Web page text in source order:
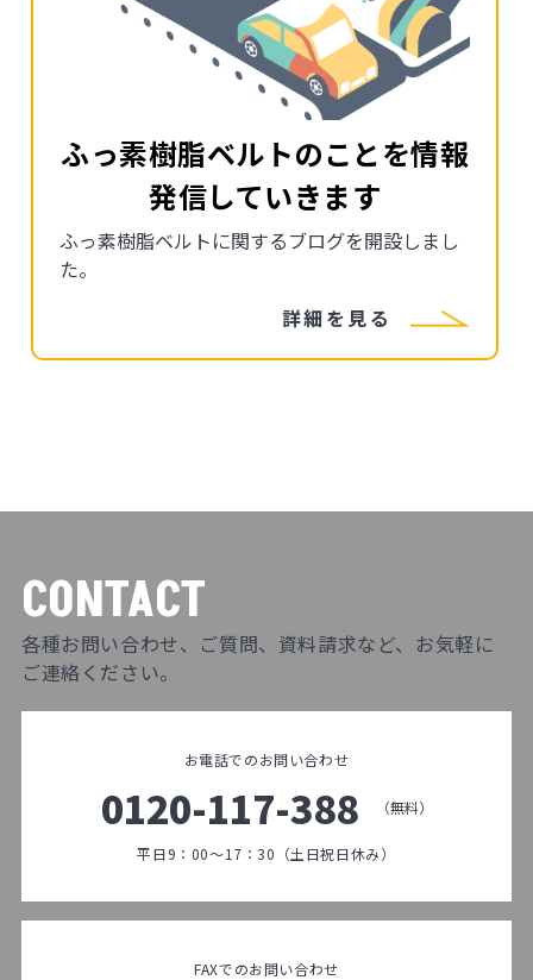
ふっ素樹脂ベルトのことを情報
発信していきます
ふっ素樹脂ベルトに関するブログを開設しまし
た。
詳細を見る
CONTACT
各種お問い合わせ、ご質問、資料請求など、お気軽に
ご連絡ください。
お電話でのお問い合わせ
0120-117-388 （無料）
平日9：00～17：30（土日祝日休み）
FAXでのお問い合わせ